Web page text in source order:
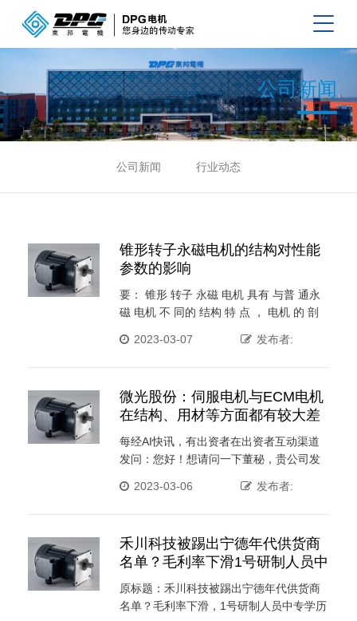
公司新闻
公司新闻 行业动态
锥形转子永磁电机的结构对性能
参数的影响
要： 锥形 转子 永磁 电机 具有 与普 通永
磁 电机 不 同的 结构 特 点 ， 电机 的 剖
2023-03-07 发布者:
微光股份：伺服电机与ECM电机
在结构、用材等方面都有较大差
异功率相对较大本钱相对较高
每经AI快讯，有出资者在出资者互动渠道
发问：您好！想请问一下董秘，贵公司发
2023-03-06 发布者:
禾川科技被踢出宁德年代供货商
名单？毛利率下滑1号研制人员中
专学历
原标题：禾川科技被踢出宁德年代供货商
名单？毛利率下滑，1号研制人员中专学历